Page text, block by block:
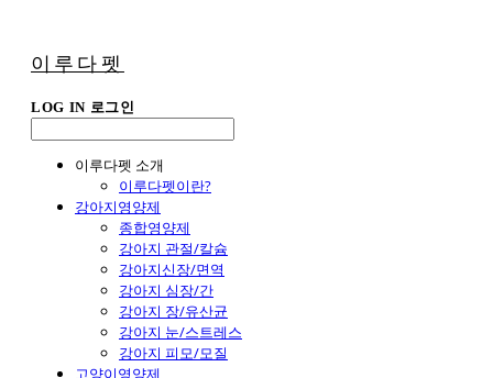
이루다펫
LOG IN 로그인
이루다펫 소개
이루다펫이란?
강아지영양제
종합영양제
강아지 관절/칼슘
강아지신장/면역
강아지 심장/간
강아지 장/유산균
강아지 눈/스트레스
강아지 피모/모질
고양이영양제